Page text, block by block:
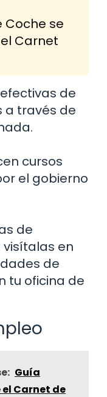
Coche se
Carnet
de
a través de
cursos
el gobierno
de
en
de
tu oficina de
Guía
Carnet de